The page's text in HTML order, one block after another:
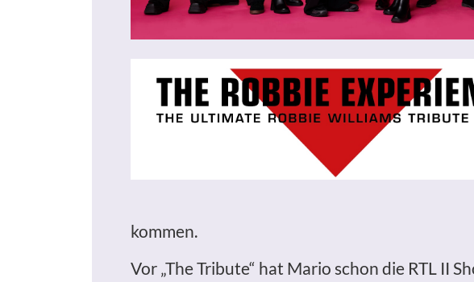
kommen.
Vor „The Tribute“ hat Mario schon die RTL II